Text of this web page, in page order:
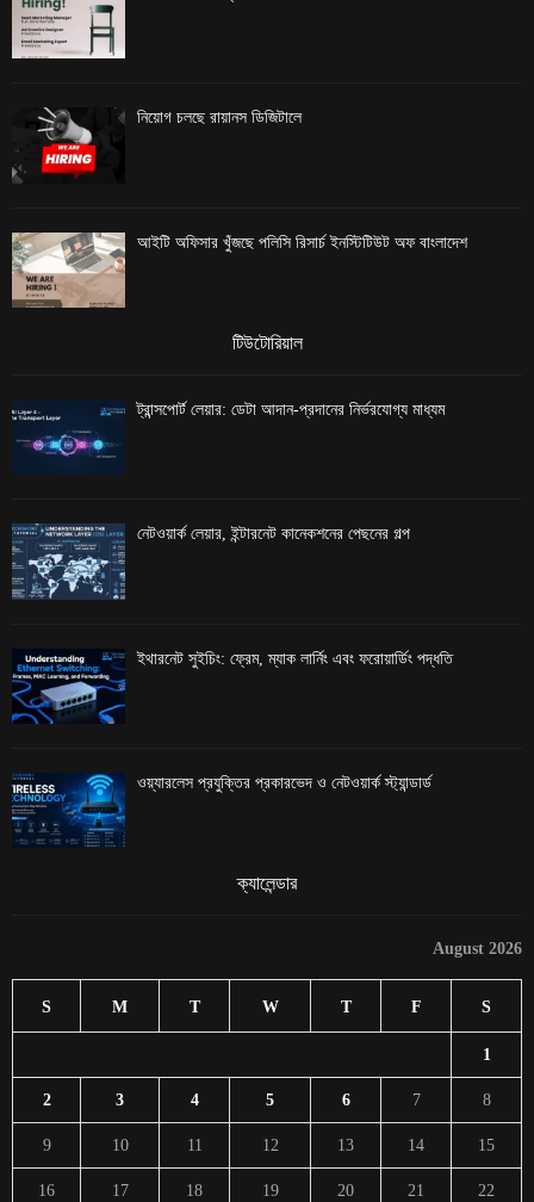
নিয়োগ চলছে রায়ানস ডিজিটালে
আইটি অফিসার খুঁজছে পলিসি রিসার্চ ইনস্টিটিউট অফ বাংলাদেশ
টিউটোরিয়াল
ট্রান্সপোর্ট লেয়ার: ডেটা আদান-প্রদানের নির্ভরযোগ্য মাধ্যম
নেটওয়ার্ক লেয়ার, ইন্টারনেট কানেকশনের পেছনের গল্প
ইথারনেট সুইচিং: ফ্রেম, ম্যাক লার্নিং এবং ফরোয়ার্ডিং পদ্ধতি
ওয়্যারলেস প্রযুক্তির প্রকারভেদ ও নেটওয়ার্ক স্ট্যান্ডার্ড
ক্যালেন্ডার
August 2026
S M T W T F S
1
2 3 4 5 6 7 8
9 10 11 12 13 14 15
16 17 18 19 20 21 22